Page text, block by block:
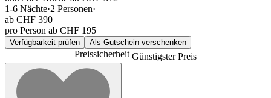
1-6 Nächte·2 Personen·
ab CHF 390
pro Person ab CHF 195
Verfügbarkeit prüfen Als Gutschein verschenken
PreissicherheitGünstigster Preis